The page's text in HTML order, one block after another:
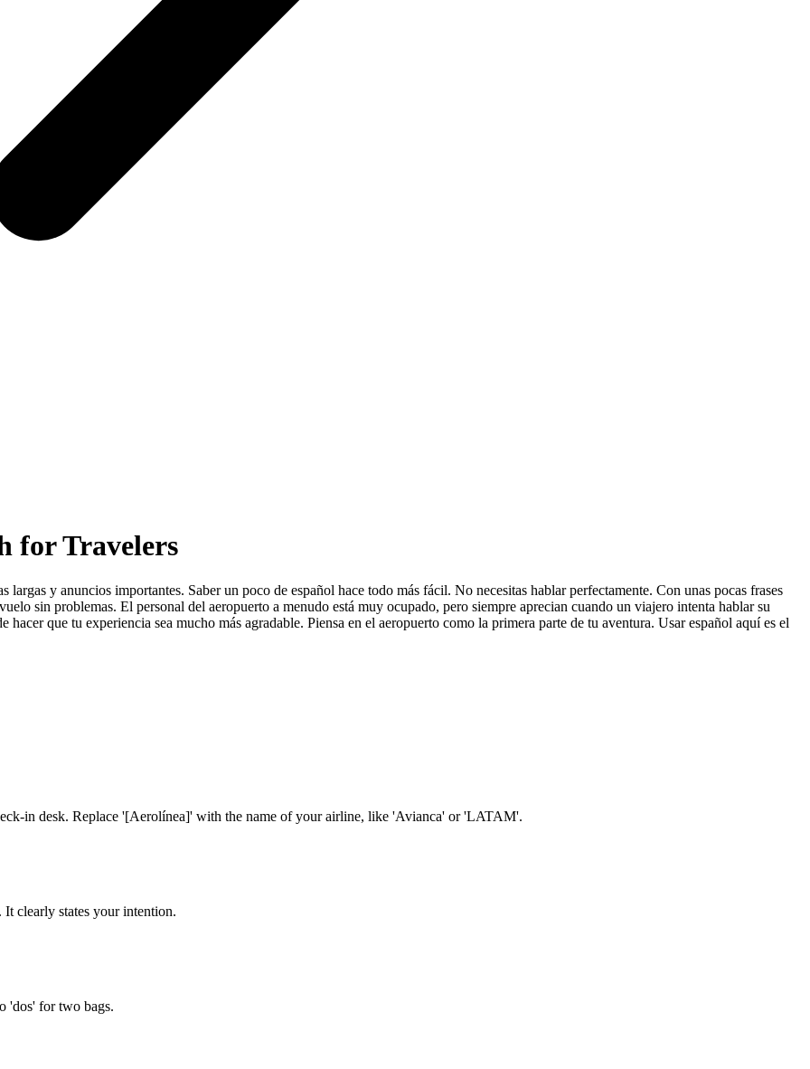
for Travelers
largas y anuncios importantes. Saber un poco de español hace todo más fácil. No necesitas hablar perfectamente. Con unas pocas frases
sin problemas. El personal del aeropuerto a menudo está muy ocupado, pero siempre aprecian cuando un viajero intenta hablar su
que tu experiencia sea mucho más agradable. Piensa en el aeropuerto como la primera parte de tu aventura. Usar español aquí es el
in desk. Replace '[Aerolínea]' with the name of your airline, like 'Avianca' or 'LATAM'.
clearly states your intention.
'dos' for two bags.